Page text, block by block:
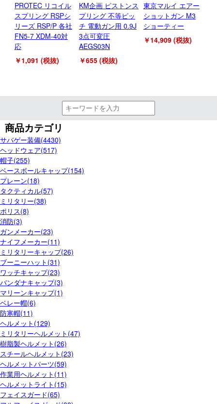
PROTEC リコイル
スプリング RSPシ
リーズ RSP/P 各社
FN5-7 XDM-40対
応
￥1,091 (税抜)
KM企画 ピストンス
プリング 不等ピッ
チ 電動ガン用 0.9J
3点可変圧
AEGS03N
￥655 (税抜)
東京マルイ エアー
ショットガン M3
ショーティー
￥14,909 (税抜)
商品カテゴリ
サバゲー装備(4430)
ヘッドウェア(517)
帽子(255)
ベースボールキャップ(154)
プレーン(18)
タクティカル(57)
ミリタリー(38)
ポリス(8)
消防(3)
ガンメーカー(23)
ナイフメーカー(11)
ミリタリーキャップ(26)
ブーニーハット(31)
ワッチキャップ(23)
バンダナキャップ(3)
マリーンキャップ(1)
ベレー帽(6)
防寒帽(11)
ヘルメット(129)
ミリタリーヘルメット(47)
樹脂製ヘルメット(26)
スチールヘルメット(23)
ヘルメットパーツ(59)
作業用ヘルメット(11)
ヘルメットライト(15)
フェイスガード(65)